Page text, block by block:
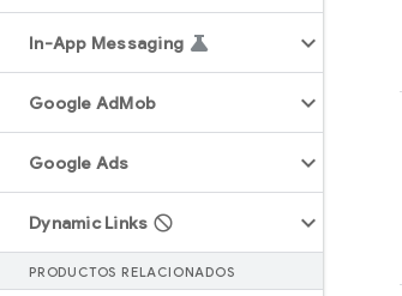
In-App Messaging
Google AdMob
Google Ads
Dynamic Links
PRODUCTOS RELACIONADOS